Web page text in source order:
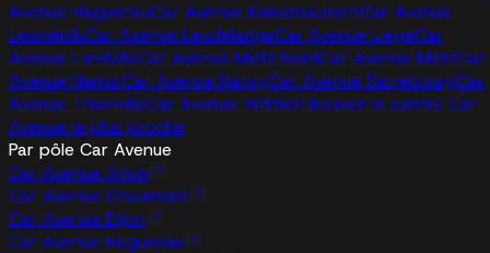
Avenue HaguenauCar Avenue KaiserslauternCar Avenue
LesménilsCar Avenue LeudelangeCar Avenue LiegeCar
Avenue LunévilleCar Avenue Metz NordCar Avenue MetzCar
Avenue NamurCar Avenue NancyCar Avenue SarrebourgCar
Avenue ThionvilleCar Avenue WittlichTrouvez le centre Car
Avenue le plus proche
Par pôle Car Avenue
Car Avenue Arlon
Car Avenue Chaumont
Car Avenue Dijon
Car Avenue Haguenau